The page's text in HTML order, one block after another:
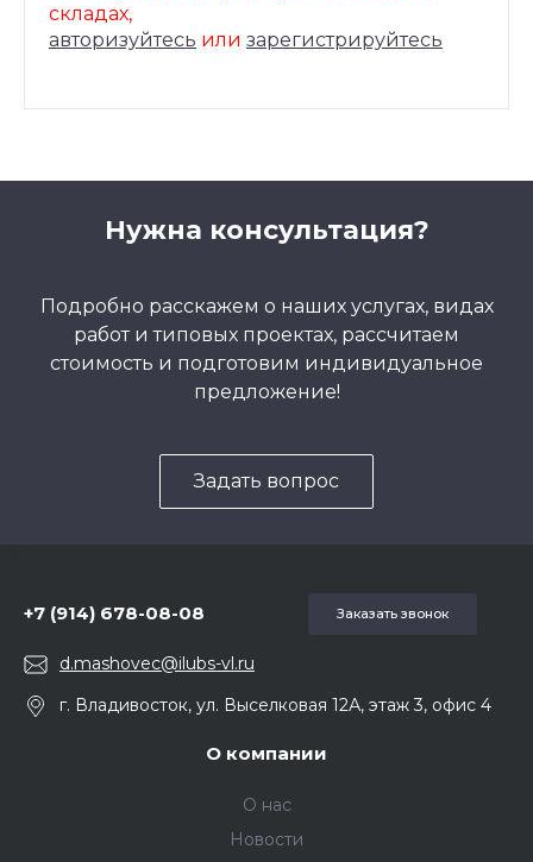
складах,
авторизуйтесь или зарегистрируйтесь
Нужна консультация?
Подробно расскажем о наших услугах, видах
работ и типовых проектах, рассчитаем
стоимость и подготовим индивидуальное
предложение!
Задать вопрос
+7 (914) 678-08-08 Заказать звонок
d.mashovec@ilubs-vl.ru
г. Владивосток, ул. Выселковая 12А, этаж 3, офис 4
О компании
О нас
Новости